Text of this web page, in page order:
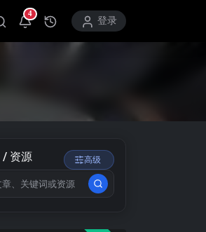
4
打开通知中心登录
/ 资源 高级
词